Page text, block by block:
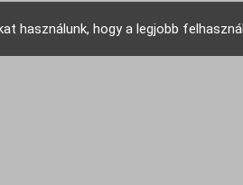
használunk, hogy a legjobb